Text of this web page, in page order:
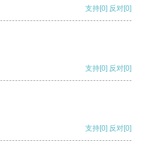
支持[0] 反对[0]
支持[0] 反对[0]
支持[0] 反对[0]